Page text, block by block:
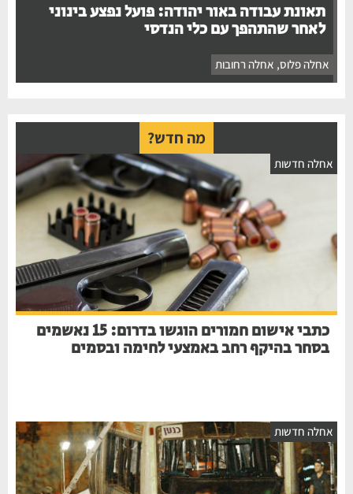
תאונת עבודה באור יהודה: פועל נפצע בינוני
לאחר שהתהפך עם כלי הנדסי
אחלה פלוס, אחלה רחובות
מה חדש?
אחלה חדשות
כתבי אישום חמורים הוגשו בדרום: 15 נאשמים
בסחר בהיקף רחב באמצעי לחימה ובסמים
אחלה חדשות